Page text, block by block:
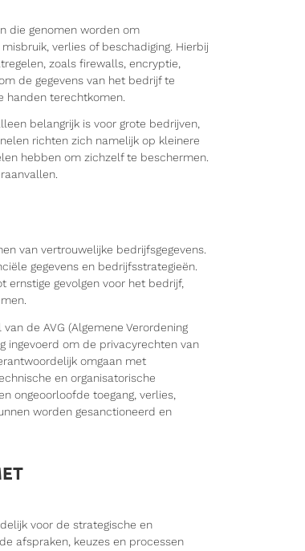
die genomen worden om
verlies of beschadiging. Hierbij
zoals firewalls, encryptie,
de gegevens van het bedrijf te
handen terechtkomen.
belangrijk is voor grote bedrijven,
richten zich namelijk op kleinere
hebben om zichzelf te beschermen.
van vertrouwelijke bedrijfsgegevens.
gegevens en bedrijfsstrategieën.
ernstige gevolgen voor het bedrijf,
de AVG (Algemene Verordening
ingevoerd om de privacyrechten van
omgaan met
en organisatorische
ongeoorloofde toegang, verlies,
worden gesanctioneerd en
voor de strategische en
afspraken, keuzes en processen